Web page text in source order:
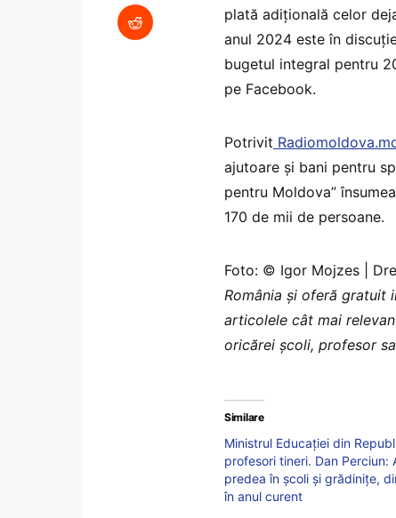
plată adițională celor
anul 2024 este în
bugetul integral pentru
pe Facebook.
Potrivit
ajutoare și bani pentru
pentru Moldova”
170 de mii de persoane.
Foto: © Igor Mojzes |
România şi oferă gratuit
articolele cât mai
oricărei școli, profesor
Similare
Ministrul Educației din
profesori tineri. Dan Perciun:
predea în școli și grădinițe,
în anul curent